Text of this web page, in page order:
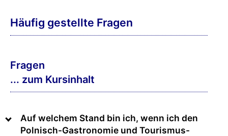
Häufig gestellte Fragen
Fragen
... zum Kursinhalt
Auf welchem Stand bin ich, wenn ich den
Polnisch-Gastronomie und Tourismus-